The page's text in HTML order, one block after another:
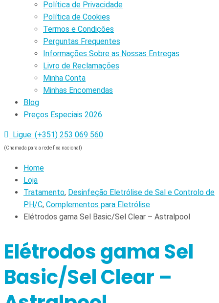
Política de Privacidade
Política de Cookies
Termos e Condições
Perguntas Frequentes
Informações Sobre as Nossas Entregas
Livro de Reclamações
Minha Conta
Minhas Encomendas
Blog
Preços Especiais 2026
Ligue: (+351) 253 069 560
(Chamada para a rede fixa nacional)
Home
Loja
Tratamento, Desinfeção Eletrólise de Sal e Controlo de
PH/C, Complementos para Eletrólise
Elétrodos gama Sel Basic/Sel Clear – Astralpool
Elétrodos gama Sel
Basic/Sel Clear –